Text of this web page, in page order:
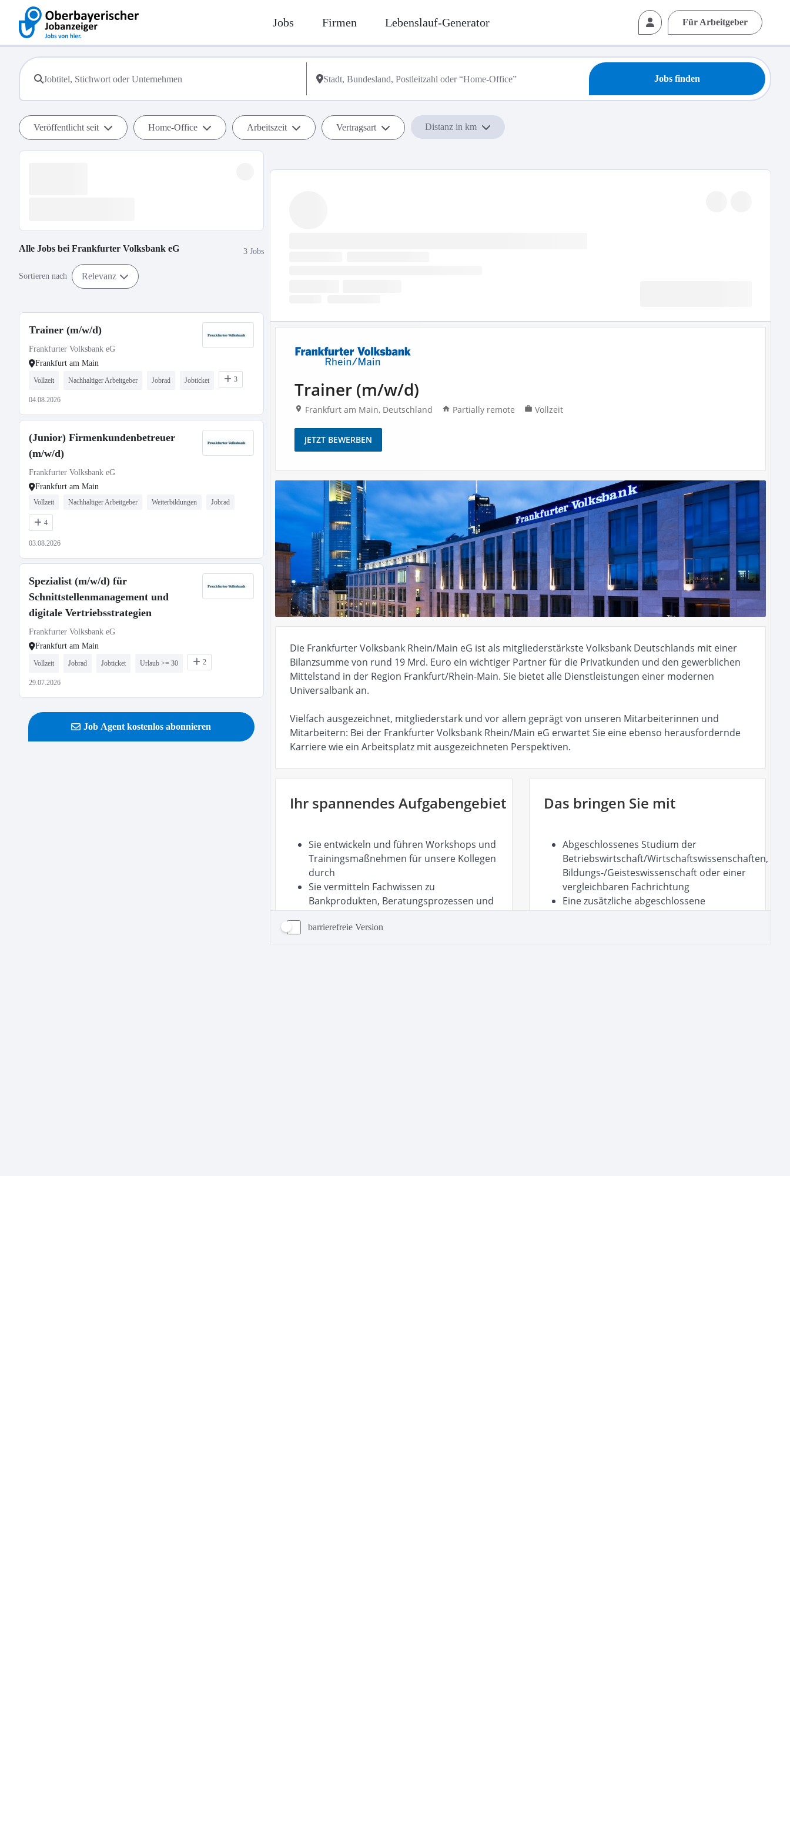
Jobs Firmen Lebenslauf-Generator Für Arbeitgeber
Jobs finden
Veröffentlicht seit Home-Office Arbeitszeit Vertragsart Distanz in km
Alle Jobs bei Frankfurter Volksbank eG 3 Jobs
Sortieren nach Relevanz
Trainer (m/w/d)
Frankfurter Volksbank eG
Frankfurt am Main
Vollzeit Nachhaltiger Arbeitgeber Jobrad Jobticket 3
04.08.2026
(Junior) Firmenkundenbetreuer
(m/w/d)
Frankfurter Volksbank eG
Frankfurt am Main
Vollzeit Nachhaltiger Arbeitgeber Weiterbildungen Jobrad
4
03.08.2026
Spezialist (m/w/d) für
Schnittstellenmanagement und
digitale Vertriebsstrategien
Frankfurter Volksbank eG
Frankfurt am Main
Vollzeit Jobrad Jobticket Urlaub >= 30 2
29.07.2026
Job Agent kostenlos abonnieren
barrierefreie Version